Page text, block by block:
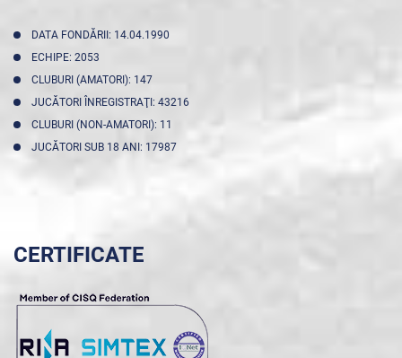
DATA FONDĂRII: 14.04.1990
ECHIPE: 2053
CLUBURI (AMATORI): 147
JUCĂTORI ÎNREGISTRAŢI: 43216
CLUBURI (NON-AMATORI): 11
JUCĂTORI SUB 18 ANI: 17987
CERTIFICATE